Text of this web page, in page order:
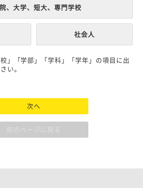
、大学、短大、専門学校
社会人
」「学部」「学科」「学年」の項目に出
い。
次へ
前のページに戻る